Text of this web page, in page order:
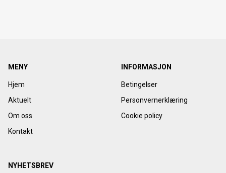
MENY
Hjem
Aktuelt
Om oss
Kontakt
INFORMASJON
Betingelser
Personvernerklæring
Cookie policy
NYHETSBREV